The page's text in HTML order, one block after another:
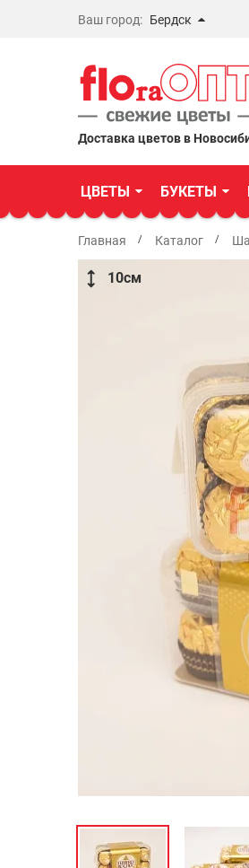
Ваш город: Бердск
Бердск
Доставка цветов в
ЦВЕТЫ БУКЕТЫ
Главная Каталог
10см